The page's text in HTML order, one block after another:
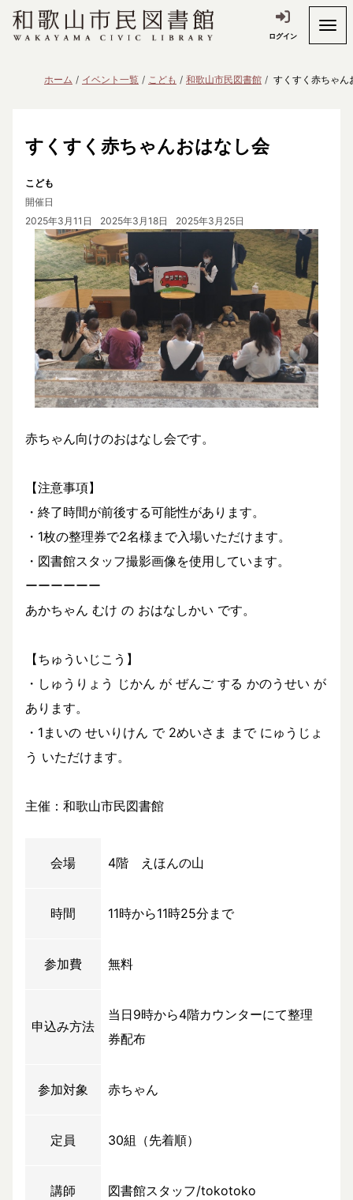
ログイン
ホーム イベント一覧 こども 和歌山市民図書館 すくすく赤ちゃん
すくすく赤ちゃんおはなし会
こども
開催日
2025年3月11日
2025年3月18日 2025年3月25日
赤ちゃん向けのおはなし会です。
【注意事項】
・終了時間が前後する可能性があります。
・1枚の整理券で2名様まで入場いただけます。
・図書館スタッフ撮影画像を使用しています。
ーーーーーー
あかちゃん むけ の おはなしかい です。
【ちゅういじこう】
・しゅうりょう じかん が ぜんご する かのうせい が
あります。
・1まいの せいりけん で 2めいさま まで にゅうじょ
う いただけます。
主催：和歌山市民図書館
会場 4階 えほんの山
時間 11時から11時25分まで
参加費 無料
申込み方法
当日9時から4階カウンターにて整理
券配布
参加対象 赤ちゃん
定員 30組（先着順）
講師 図書館スタッフ/tokotoko